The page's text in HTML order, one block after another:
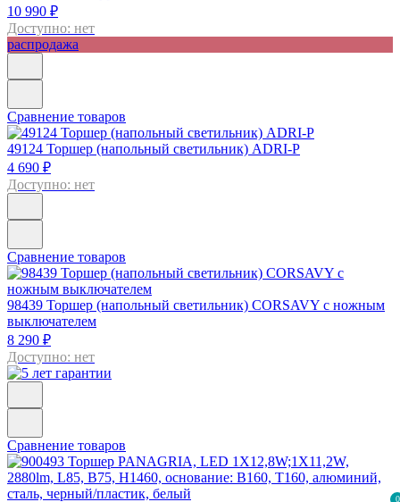
0
10 990 ₽
Доступно: нет
распродажа
Сравнение товаров
49124 Торшер (напольный светильник) ADRI-P
4 690 ₽
Доступно: нет
Сравнение товаров
98439 Торшер (напольный светильник) CORSAVY с ножным
выключателем
8 290 ₽
Доступно: нет
Сравнение товаров